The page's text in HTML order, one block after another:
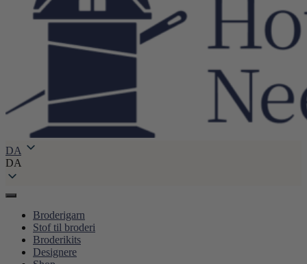
DA
DA
Broderigarn
Stof til broderi
Broderikits
Designere